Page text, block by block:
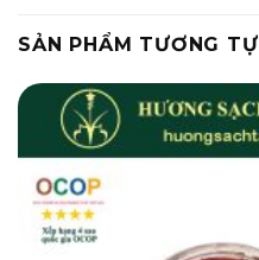
SẢN PHẨM TƯƠNG TỰ